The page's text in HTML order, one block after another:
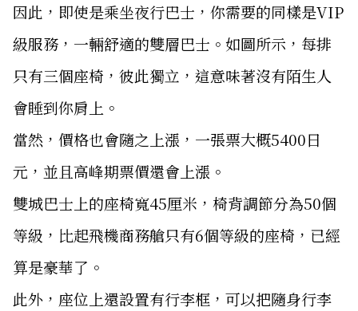
因此，即使是乘坐夜行巴士，你需要的同樣是VIP
級服務，一輛舒適的雙層巴士。如圖所示，每排
只有三個座椅，彼此獨立，這意味著沒有陌生人
會睡到你肩上。
當然，價格也會隨之上漲，一張票大概5400日
元，並且高峰期票價還會上漲。
雙城巴士上的座椅寬45厘米，椅背調節分為50個
等級，比起飛機商務艙只有6個等級的座椅，已經
算是豪華了。
此外，座位上還設置有行李框，可以把隨身行李